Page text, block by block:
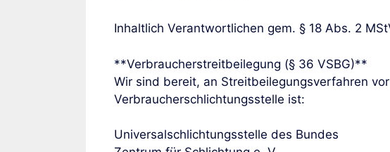
Inhaltlich Verantwortlichen gem. § 18 Abs. 2
**Verbraucherstreitbeilegung (§ 36 VSBG)**
Wir sind bereit, an Streitbeilegungsverfahren
Verbraucherschlichtungsstelle ist:
Universalschlichtungsstelle des Bundes